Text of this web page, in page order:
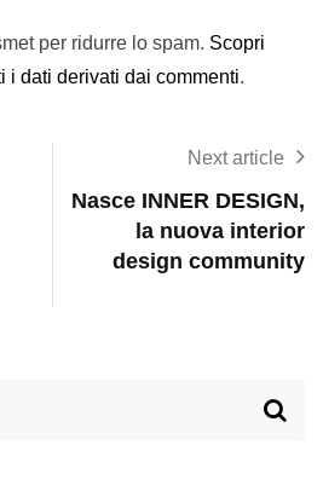
per ridurre lo spam. Scopri
i dati derivati dai commenti.
Next article
Nasce INNER DESIGN,
la nuova interior
design community